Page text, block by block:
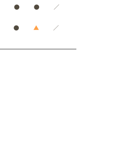
● ● ／
● ▲ ／